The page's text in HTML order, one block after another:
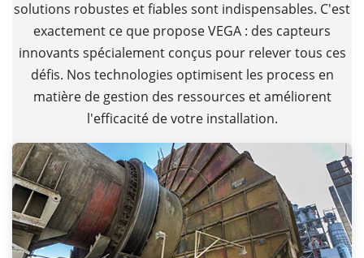
solutions robustes et fiables sont indispensables. C'est
exactement ce que propose VEGA : des capteurs
innovants spécialement conçus pour relever tous ces
défis. Nos technologies optimisent les process en
matière de gestion des ressources et améliorent
l'efficacité de votre installation.